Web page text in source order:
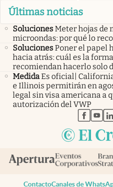
Últimas noticias
SolucionesMeter hojas de
microondas: por qué lo
SolucionesPoner el papel
hacia atrás: cuál es la
recomiendan hacerlo solo
MedidaEs oficial|
e Illinois permitirán en
legal sin visa americana a
autorización del VWP
abre
ContactoCanales de